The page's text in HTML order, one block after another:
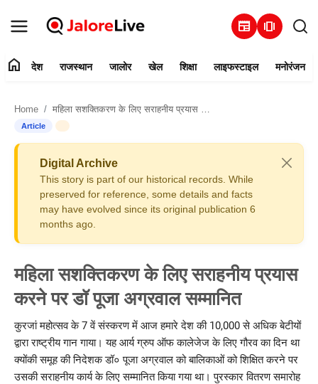
newspaper amp_stories
संपर्क करें
राजस्थान
खेल
शिक्षा
लाइफस्टाइल
मनोरंजन
home देश राजस्थान जालोर खेल शिक्षा लाइफस्टाइल मनोरंजन
Home महिला सशक्तिकरण के लिए सराहनीय प्रयास करने पर डॉ पूजा अग्रवाल सम्मानित
Article
Digital Archive
This story is part of our historical records. While
preserved for reference, some details and facts
may have evolved since its original publication 6
months ago.
महिला सशक्तिकरण के लिए सराहनीय प्रयास
करने पर डॉ पूजा अग्रवाल सम्मानित
कुरजां महोत्सव के 7 वें संस्करण में आज हमारे देश की 10,000 से अधिक बेटीयों
द्वारा राष्ट्रीय गान गाया। यह आर्य ग्रुप ऑफ कालेजेज के लिए गौरव का दिन था
क्योंकी समूह की निदेशक डॉ० पूजा अग्रवाल को बालिकाओं को शिक्षित करने पर
उसकी सराहनीय कार्य के लिए सम्मानित किया गया था। पुरस्कार वितरण समारोह